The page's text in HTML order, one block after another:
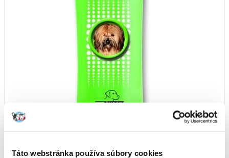
Táto webstránka používa súbory cookies